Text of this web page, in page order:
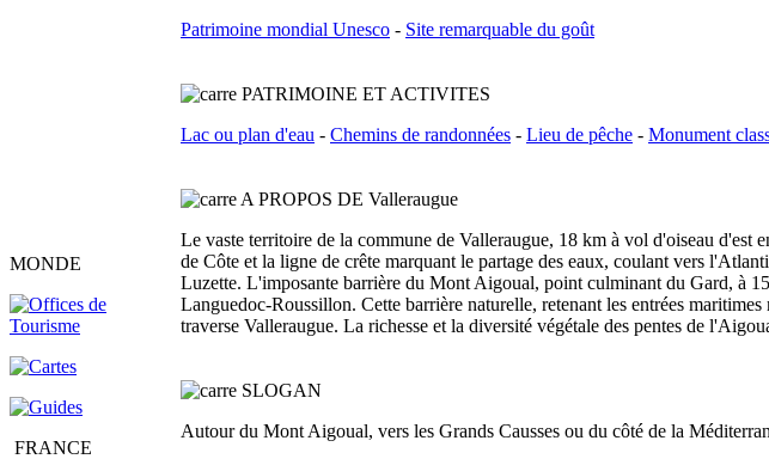
MONDE
FRANCE
Patrimoine mondial Unesco - Site remarquable du goût
PATRIMOINE ET ACTIVITES
Lac ou plan d'eau - Chemins de randonnées - Lieu de pêche - Monument
A PROPOS DE Valleraugue
Le vaste territoire de la commune de Valleraugue, 18 km à vol d'oiseau d'est
de Côte et la ligne de crête marquant le partage des eaux, coulant vers
Luzette. L'imposante barrière du Mont Aigoual, point culminant du Gard, à
Languedoc-Roussillon. Cette barrière naturelle, retenant les entrées
traverse Valleraugue. La richesse et la diversité végétale des pentes de
SLOGAN
Autour du Mont Aigoual, vers les Grands Causses ou du côté de la